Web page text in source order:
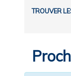
TROUVER